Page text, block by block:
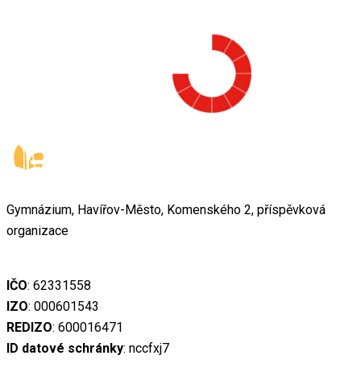
Gymnázium, Havířov-Město, Komenského 2, příspěvková
organizace
IČO: 62331558
IZO: 000601543
REDIZO: 600016471
ID datové schránky: nccfxj7